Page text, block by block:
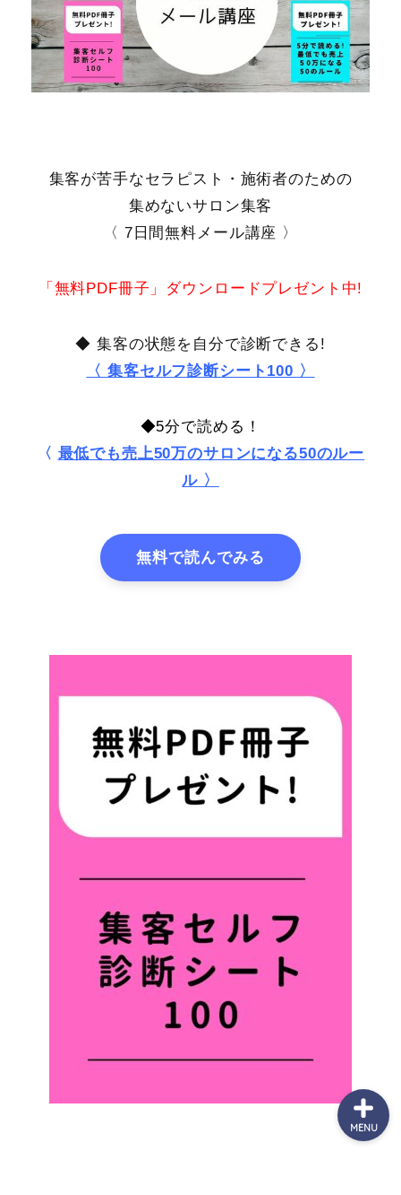
集客が苦手なセラピスト・施術者のための
集めないサロン集客
〈 7日間無料メール講座 〉
「無料PDF冊子」ダウンロードプレゼント中!
◆ 集客の状態を自分で診断できる!
〈 集客セルフ診断シート100 〉
◆5分で読める！
〈 最低でも売上50万のサロンになる50のルー
ル 〉
無料で読んでみる
MENU
（最新）サービス一覧